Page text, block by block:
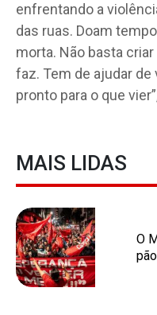
enfrentando a
das ruas. Doam
morta. Não basta
faz. Tem de ajudar de
pronto para o que
MAIS LIDAS
O